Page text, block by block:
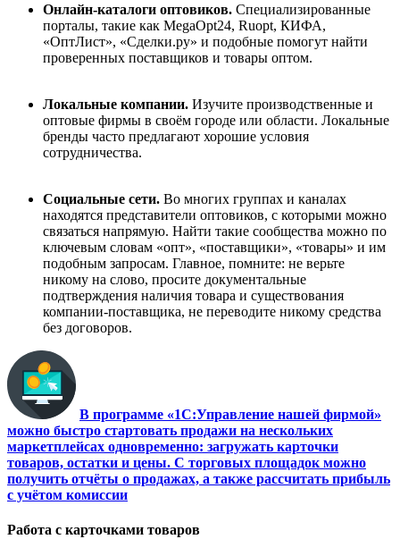
Онлайн-каталоги оптовиков. Специализированные
порталы, такие как MegaOpt24, Ruopt, КИФА,
«ОптЛист», «Сделки.ру» и подобные помогут найти
проверенных поставщиков и товары оптом.
Локальные компании. Изучите производственные и
оптовые фирмы в своём городе или области. Локальные
бренды часто предлагают хорошие условия
сотрудничества.
Социальные сети. Во многих группах и каналах
находятся представители оптовиков, с которыми можно
связаться напрямую. Найти такие сообщества можно по
ключевым словам «опт», «поставщики», «товары» и им
подобным запросам. Главное, помните: не верьте
никому на слово, просите документальные
подтверждения наличия товара и существования
компании-поставщика, не переводите никому средства
без договоров.
В программе «1С:Управление нашей фирмой»
можно быстро стартовать продажи на нескольких
маркетплейсах одновременно: загружать карточки
товаров, остатки и цены. С торговых площадок можно
получить отчёты о продажах, а также рассчитать прибыль
с учётом комиссии
Работа с карточками товаров